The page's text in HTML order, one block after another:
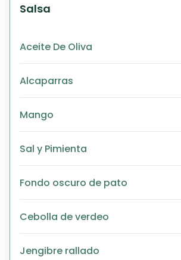
Salsa
Aceite De Oliva
Alcaparras
Mango
Sal y Pimienta
Fondo oscuro de pato
Cebolla de verdeo
Jengibre rallado